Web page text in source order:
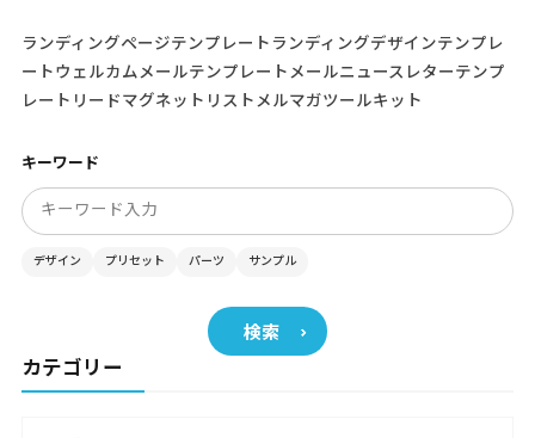
ランディングページテンプレートランディングデザインテンプレ
ートウェルカムメールテンプレートメールニュースレターテンプ
レートリードマグネットリストメルマガツールキット
キーワード
デザイン プリセット パーツ サンプル
検索
カテゴリー